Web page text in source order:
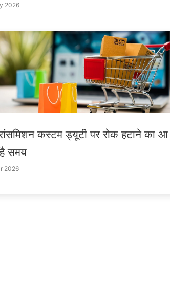
2026
कस्टम ड्यूटी पर रोक हटाने का आ
समय
2026